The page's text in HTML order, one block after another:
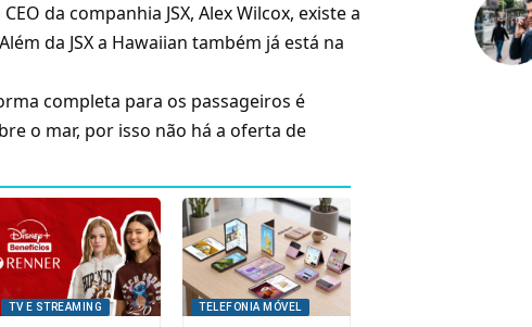
da companhia JSX, Alex Wilcox, existe a
da JSX a Hawaiian também já está na
completa para os passageiros é
o mar, por isso não há a oferta de
TV E STREAMING TELEFONIA MÓVEL